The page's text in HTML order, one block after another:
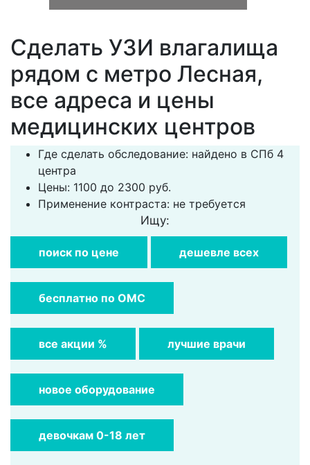
Сделать УЗИ влагалища
рядом с метро Лесная,
все адреса и цены
медицинских центров
Где сделать обследование: найдено в СПб 4
центра
Цены: 1100 до 2300 руб.
Применение контраста: не требуется
Ищу:
поиск по цене дешевле всех
бесплатно по ОМС
все акции % лучшие врачи
новое оборудование
девочкам 0-18 лет